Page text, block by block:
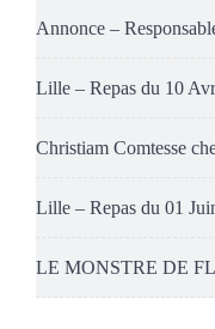
Annonce –
Lille – Repas du 10
Christiam Comtesse
Lille – Repas du 01
LE MONSTRE DE